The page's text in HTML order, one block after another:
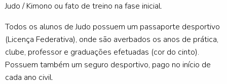
Judo / Kimono ou fato de treino na fase inicial.
Todos os alunos de Judo possuem um passaporte desportivo
(Licença Federativa), onde são averbados os anos de prática,
clube, professor e graduações efetuadas (cor do cinto).
Possuem também um seguro desportivo, pago no início de
cada ano civil.